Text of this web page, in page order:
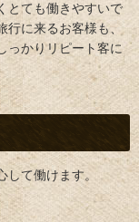
とても働きやすいで
行に来るお客様も、
っかりリピート客に
して働けます。